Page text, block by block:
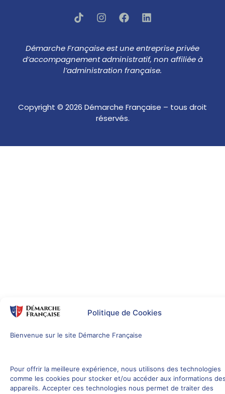
Politique de Cookies
Bienvenue sur le site Démarche Française
Pour offrir la meilleure expérience, nous utilisons des technologies
comme les cookies pour stocker et/ou accéder aux informations
appareils. Accepter ces technologies nous permet de traiter des
Démarche Française est une entreprise privée
d’accompagnement administratif, non affiliée à
l’administration française.
Copyright © 2026 Démarche Française – tous droit
réservés.